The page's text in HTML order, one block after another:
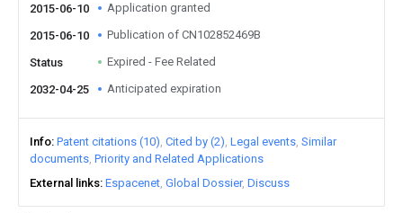
2015-06-10 Application granted
2015-06-10 Publication of CN102852469B
Status Expired - Fee Related
2032-04-25 Anticipated expiration
Info Patent citations (10) Cited by (2) Legal events Similar
documents Priority and Related Applications
External links Espacenet Global Dossier Discuss